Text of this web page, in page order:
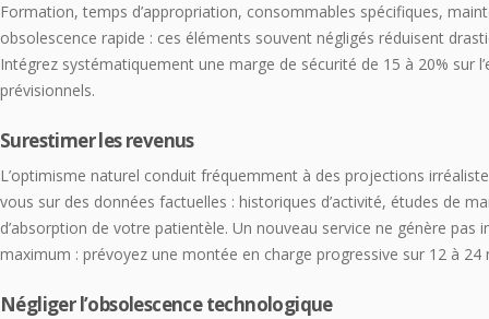
Formation, temps d’appropriation, consommables spécifiques,
obsolescence rapide : ces éléments souvent négligés réduisent
Intégrez systématiquement une marge de sécurité de 15 à 20% sur
prévisionnels.
Surestimer les revenus
L’optimisme naturel conduit fréquemment à des projections
vous sur des données factuelles : historiques d’activité, études de
d’absorption de votre patientèle. Un nouveau service ne génère
maximum : prévoyez une montée en charge progressive sur 12 à 24
Négliger l’obsolescence technologique